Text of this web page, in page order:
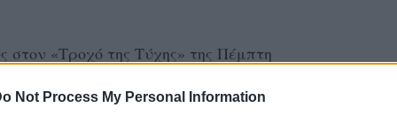
Not Process My Personal Information
στον «Τροχό της Τύχης» της Πέμπτη
παρουσιαστή με την απάντηση που
όμως όχι για εκείνον!